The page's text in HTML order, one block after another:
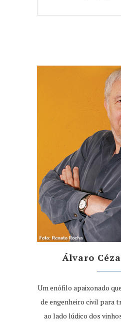
Álvaro
Um enófilo apaixonado
de engenheiro civil para
ao lado lúdico dos